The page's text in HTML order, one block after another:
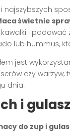
najszybszych
świetnie
i
lub hummus,
jest
czy
dnia.
i
do zup i